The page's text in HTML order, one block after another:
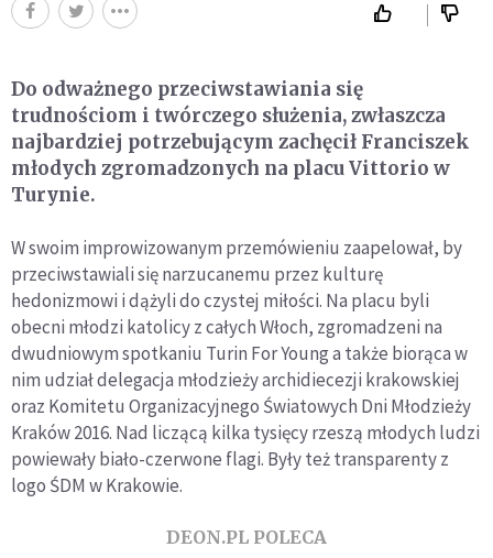
Do odważnego przeciwstawiania się
trudnościom i twórczego służenia, zwłaszcza
najbardziej potrzebującym zachęcił Franciszek
młodych zgromadzonych na placu Vittorio w
Turynie.
W swoim improwizowanym przemówieniu zaapelował, by
przeciwstawiali się narzucanemu przez kulturę
hedonizmowi i dążyli do czystej miłości. Na placu byli
obecni młodzi katolicy z całych Włoch, zgromadzeni na
dwudniowym spotkaniu Turin For Young a także biorąca w
nim udział delegacja młodzieży archidiecezji krakowskiej
oraz Komitetu Organizacyjnego Światowych Dni Młodzieży
Kraków 2016. Nad liczącą kilka tysięcy rzeszą młodych ludzi
powiewały biało-czerwone flagi. Były też transparenty z
logo ŚDM w Krakowie.
DEON.PL POLECA